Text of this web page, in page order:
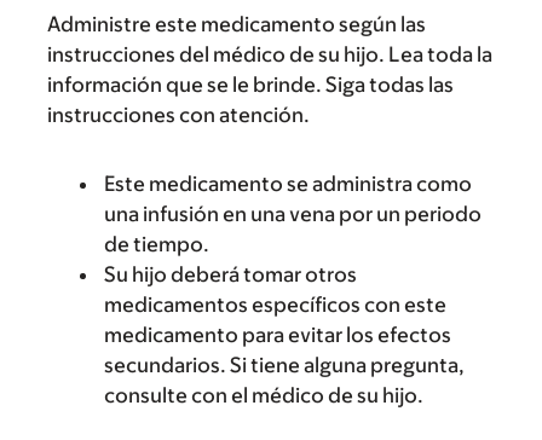
Administre este medicamento según las
instrucciones del médico de su hijo. Lea toda la
información que se le brinde. Siga todas las
instrucciones con atención.
Este medicamento se administra como
una infusión en una vena por un periodo
de tiempo.
Su hijo deberá tomar otros
medicamentos específicos con este
medicamento para evitar los efectos
secundarios. Si tiene alguna pregunta,
consulte con el médico de su hijo.